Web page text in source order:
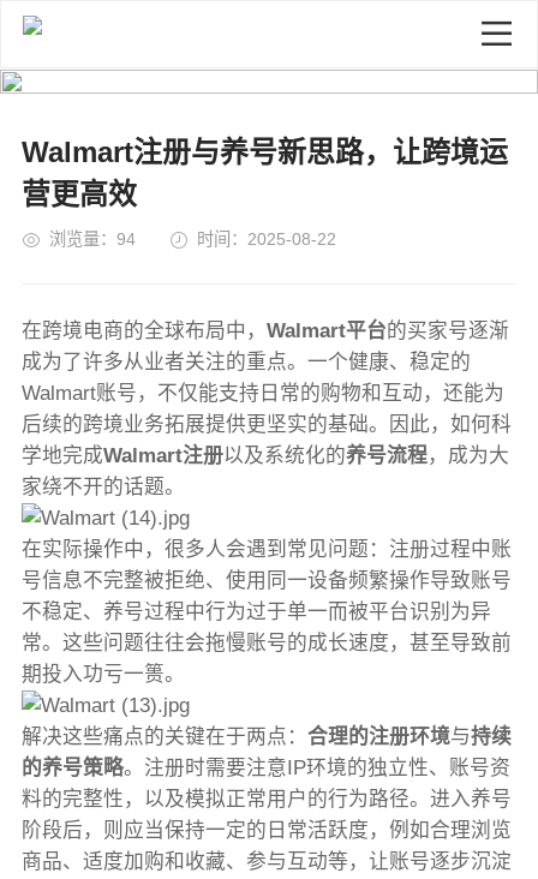
Walmart注册与养号新思路，让跨境运
营更高效
浏览量：94 时间：2025-08-22
在跨境电商的全球布局中， Walmart平台的买家号逐渐
成为了许多从业者关注的重点。一个健康、稳定的
Walmart账号，不仅能支持日常的购物和互动，还能为
后续的跨境业务拓展提供更坚实的基础。因此，如何科
学地完成Walmart注册以及系统化的养号流程，成为大
家绕不开的话题。
在实际操作中，很多人会遇到常见问题：注册过程中账
号信息不完整被拒绝、使用同一设备频繁操作导致账号
不稳定、养号过程中行为过于单一而被平台识别为异
常。这些问题往往会拖慢账号的成长速度，甚至导致前
期投入功亏一篑。
解决这些痛点的关键在于两点： 合理的注册环境与持续
的养号策略。注册时需要注意IP环境的独立性、账号资
料的完整性，以及模拟正常用户的行为路径。进入养号
阶段后，则应当保持一定的日常活跃度，例如合理浏览
商品、适度加购和收藏、参与互动等，让账号逐步沉淀